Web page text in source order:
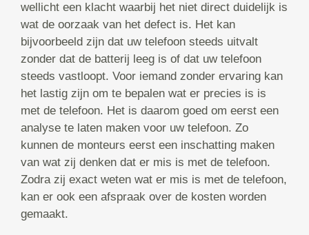
wellicht een klacht waarbij het niet direct duidelijk is
wat de oorzaak van het defect is. Het kan
bijvoorbeeld zijn dat uw telefoon steeds uitvalt
zonder dat de batterij leeg is of dat uw telefoon
steeds vastloopt. Voor iemand zonder ervaring kan
het lastig zijn om te bepalen wat er precies is is
met de telefoon. Het is daarom goed om eerst een
analyse te laten maken voor uw telefoon. Zo
kunnen de monteurs eerst een inschatting maken
van wat zij denken dat er mis is met de telefoon.
Zodra zij exact weten wat er mis is met de telefoon,
kan er ook een afspraak over de kosten worden
gemaakt.